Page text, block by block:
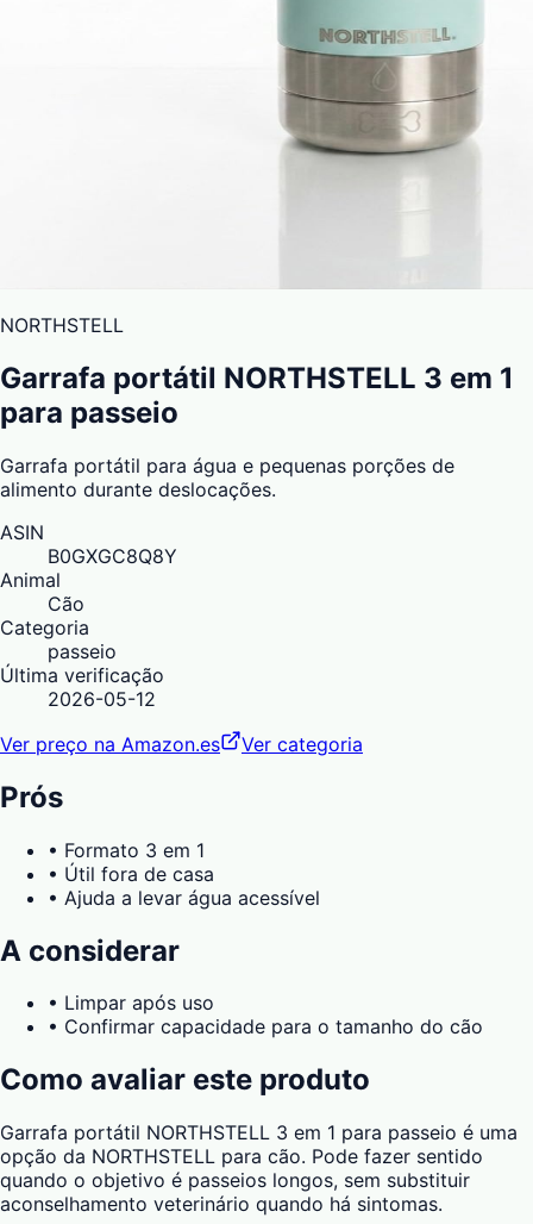
NORTHSTELL
Garrafa portátil NORTHSTELL 3 em 1
para passeio
Garrafa portátil para água e pequenas porções de
alimento durante deslocações.
ASIN
B0GXGC8Q8Y
Animal
Cão
Categoria
passeio
Última verificação
2026-05-12
Ver preço na Amazon.es
Ver categoria
Prós
• Formato 3 em 1
• Útil fora de casa
• Ajuda a levar água acessível
A considerar
• Limpar após uso
• Confirmar capacidade para o tamanho do cão
Como avaliar este produto
Garrafa portátil NORTHSTELL 3 em 1 para passeio é uma
opção da NORTHSTELL para cão. Pode fazer sentido
quando o objetivo é passeios longos, sem substituir
aconselhamento veterinário quando há sintomas.